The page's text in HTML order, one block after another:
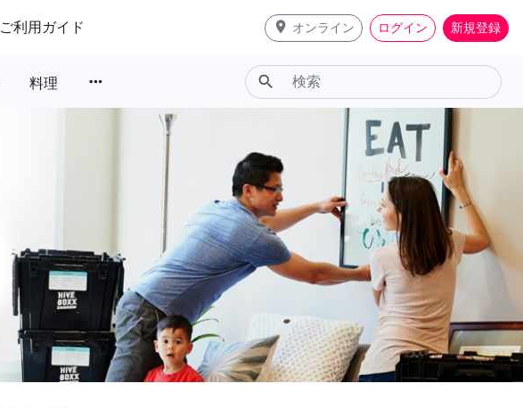
ご利用ガイド place オンライン ログイン 新規登録
料理 more_horiz search